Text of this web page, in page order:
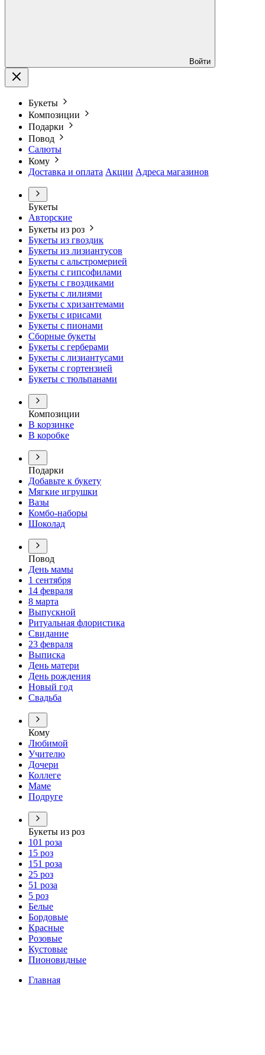
Войти
Букеты
Композиции
Подарки
Повод
Салюты
Кому
Доставка и оплата Акции Адреса магазинов
Букеты
Авторские
Букеты из роз
Букеты из гвоздик
Букеты из лизиантусов
Букеты с альстромерией
Букеты с гипсофилами
Букеты с гвоздиками
Букеты с лилиями
Букеты с хризантемами
Букеты с ирисами
Букеты с пионами
Сборные букеты
Букеты с герберами
Букеты с лизиантусами
Букеты с гортензией
Букеты с тюльпанами
Композиции
В корзинке
В коробке
Подарки
Добавьте к букету
Мягкие игрушки
Вазы
Комбо-наборы
Шоколад
Повод
День мамы
1 сентября
14 февраля
8 марта
Выпускной
Ритуальная флористика
Свидание
23 февраля
Выписка
День матери
День рождения
Новый год
Свадьба
Кому
Любимой
Учителю
Дочери
Коллеге
Маме
Подруге
Букеты из роз
101 роза
15 роз
151 роза
25 роз
51 роза
5 роз
Белые
Бордовые
Красные
Розовые
Кустовые
Пионовидные
Главная